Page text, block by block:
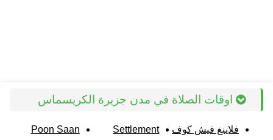
اوقات الصلاة في مدن جزيرة الكريسماس
فلاينغ فيش كوف Settlement
Poon Saan